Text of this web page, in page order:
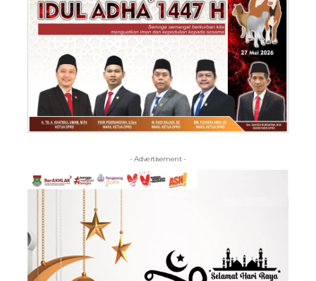
- Advertisement -